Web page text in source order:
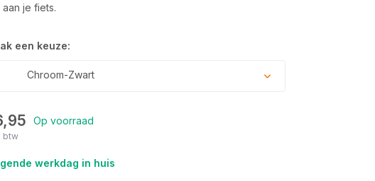
je fiets.
een keuze:
Chroom-Zwart
Op voorraad
btw
werkdag in huis